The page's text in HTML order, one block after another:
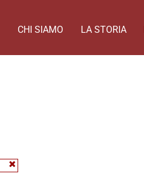
CHI SIAMO LA STORIA